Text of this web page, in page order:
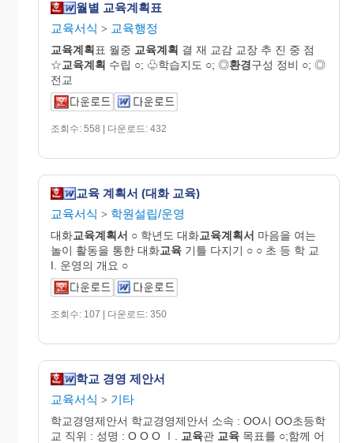
월별 교육계획표
교육서식 > 교육행정
교육계획표 월중 교육계획 결 재 교감 교장 추 진 중 점
☆교육계획 수립 ○; ♧학습지도 ○; ◎환경구성 정비 ○; ◎
전교
조회수: 558 | 다운로드: 432
교육 계획서 (대화 교육)
교육서식 > 학원설립/운영
대화교육계획서 ○ 학년도 대화교육계획서 마음을 여는
놀이 활동을 통한 대화교육 기틀 다지기 ○ ○ 초 등 학 교
I. 운영의 개요 ○
조회수: 107 | 다운로드: 350
학교 경영 제안서
교육서식 > 기타
학교경영제안서 학교경영제안서 소속 : OO시 OO초등학
교 직위 : 성명 : O O O Ⅰ.
교육관 교육 목표를 ○;함께 어